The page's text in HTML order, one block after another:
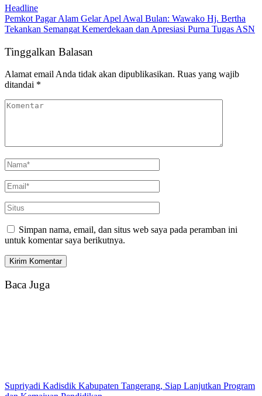
Headline
Pemkot Pagar Alam Gelar Apel Awal Bulan: Wawako Hj. Bertha
Tekankan Semangat Kemerdekaan dan Apresiasi Purna Tugas ASN
Tinggalkan Balasan
Alamat email Anda tidak akan dipublikasikan. Ruas yang wajib
ditandai *
Simpan nama, email, dan situs web saya pada peramban ini
untuk komentar saya berikutnya.
Baca Juga
Supriyadi Kadisdik Kabupaten Tangerang, Siap Lanjutkan Program